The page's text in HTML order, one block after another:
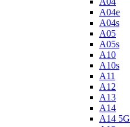
A04e
A04s
A05
A05s
A10
A10s
A11
A12
A13
A14
A14 5G